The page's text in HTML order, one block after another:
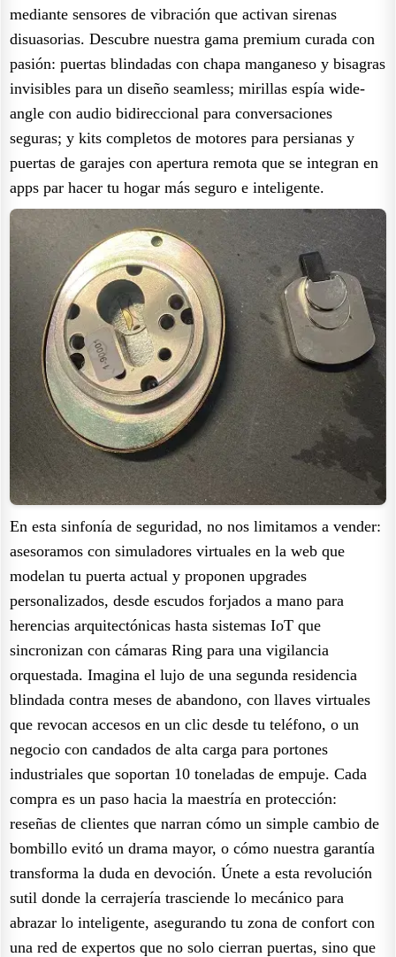
mediante sensores de vibración que activan sirenas
disuasorias. Descubre nuestra gama premium curada con
pasión: puertas blindadas con chapa manganeso y bisagras
invisibles para un diseño seamless; mirillas espía wide-
angle con audio bidireccional para conversaciones
seguras; y kits completos de motores para persianas y
puertas de garajes con apertura remota que se integran en
apps par hacer tu hogar más seguro e inteligente.
En esta sinfonía de seguridad, no nos limitamos a vender:
asesoramos con simuladores virtuales en la web que
modelan tu puerta actual y proponen upgrades
personalizados, desde escudos forjados a mano para
herencias arquitectónicas hasta sistemas IoT que
sincronizan con cámaras Ring para una vigilancia
orquestada. Imagina el lujo de una segunda residencia
blindada contra meses de abandono, con llaves virtuales
que revocan accesos en un clic desde tu teléfono, o un
negocio con candados de alta carga para portones
industriales que soportan 10 toneladas de empuje. Cada
compra es un paso hacia la maestría en protección:
reseñas de clientes que narran cómo un simple cambio de
bombillo evitó un drama mayor, o cómo nuestra garantía
transforma la duda en devoción. Únete a esta revolución
sutil donde la cerrajería trasciende lo mecánico para
abrazar lo inteligente, asegurando tu zona de confort con
una red de expertos que no solo cierran puertas, sino que